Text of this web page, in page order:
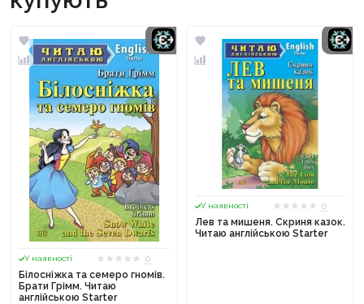
У наявності
0
Білосніжка та семеро гномів.
Брати Грімм. Читаю
англійською Starter
У наявності
0
Лев та мишеня. Скриня казок.
Читаю англійською Starter